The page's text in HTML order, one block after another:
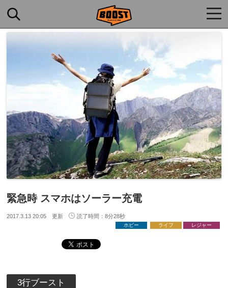
緊急時 スマホはソーラー充電
2017.3.13 20:05 更新 読了時間：8分28秒
ホビー ライフ レジャー
3行ブースト